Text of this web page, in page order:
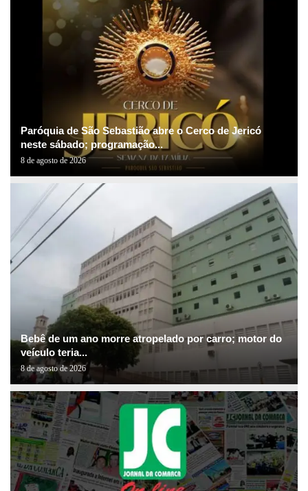
Paróquia de São Sebastião abre o Cerco de Jericó
neste sábado; programação...
8 de agosto de 2026
Bebê de um ano morre atropelado por carro; motor do
veículo teria...
8 de agosto de 2026